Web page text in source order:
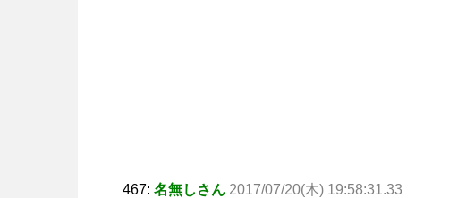
467: 名無しさん 2017/07/20(木) 19:58:31.33